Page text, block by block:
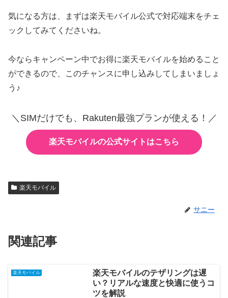
気になる方は、まずは楽天モバイル公式で対応端末をチェ
ックしてみてくださいね。
今ならキャンペーン中でお得に楽天モバイルを始めること
ができるので、このチャンスに申し込みしてしまいましょ
う♪
＼SIMだけでも、Rakuten最強プランが使える！／
楽天モバイルの公式サイトはこちら
楽天モバイル
サニー
関連記事
楽天モバイル
楽天モバイルのテザリングは遅
い？リアルな速度と快適に使うコ
ツを解説